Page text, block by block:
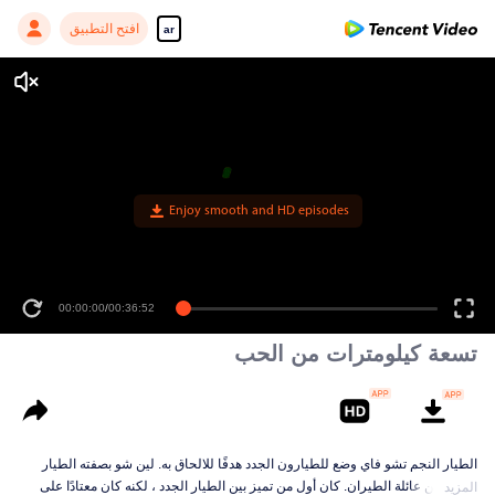
ar افتح التطبيق
Enjoy smooth and HD episodes
00:00:00/00:36:52
تسعة كيلومترات من الحب
الطيار النجم تشو فاي وضع للطيارون الجدد هدفًا للالحاق به. لين شو بصفته الطيار
الجديد من عائلة الطيران. كان أول من تميز بين الطيار الجدد ، لكنه كان معتادًا على
المزيد